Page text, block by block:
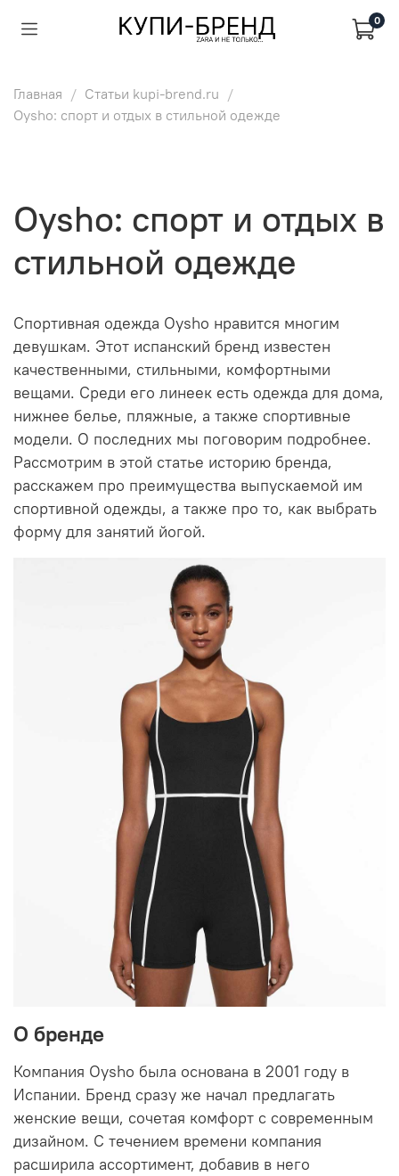
0
Главная
Статьи kupi-brend.ru
Oysho: спорт и отдых в стильной одежде
Oysho: спорт и отдых в
стильной одежде
Спортивная одежда Oysho нравится многим
девушкам. Этот испанский бренд известен
качественными, стильными, комфортными
вещами. Среди его линеек есть одежда для дома,
нижнее белье, пляжные, а также спортивные
модели. О последних мы поговорим подробнее.
Рассмотрим в этой статье историю бренда,
расскажем про преимущества выпускаемой им
спортивной одежды, а также про то, как выбрать
форму для занятий йогой.
О бренде
Компания Oysho была основана в 2001 году в
Испании. Бренд сразу же начал предлагать
женские вещи, сочетая комфорт с современным
дизайном. С течением времени компания
расширила ассортимент, добавив в него